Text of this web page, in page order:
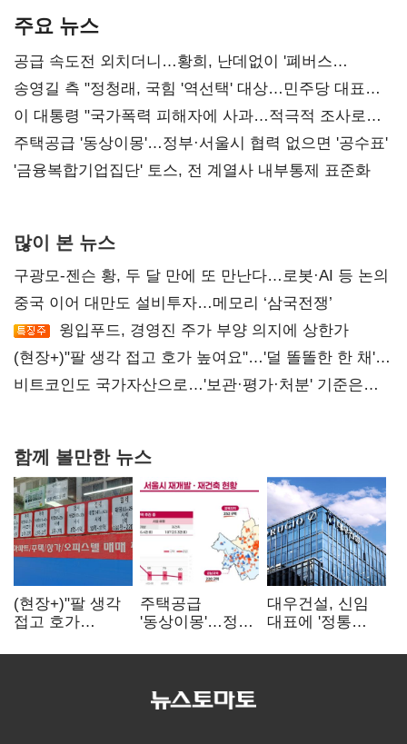
주요 뉴스
공급 속도전 외치더니…황희, 난데없이 '폐버스
리모델링' 제안
송영길 측 "정청래, 국힘 '역선택' 대상…민주당 대표로
총선 지휘 못해"
이 대통령 "국가폭력 피해자에 사과…적극적 조사로
진실 밝혀야"
주택공급 '동상이몽'…정부·서울시 협력 없으면 '공수표'
'금융복합기업집단' 토스, 전 계열사 내부통제 표준화
많이 본 뉴스
구광모-젠슨 황, 두 달 만에 또 만난다…로봇·AI 등 논의
중국 이어 대만도 설비투자…메모리 ‘삼국전쟁’
윙입푸드, 경영진 주가 부양 의지에 상한가
(현장+)"팔 생각 접고 호가 높여요"…'덜 똘똘한 한 채'
20억 키맞추기
비트코인도 국가자산으로…'보관·평가·처분' 기준은
함께 볼만한 뉴스
(현장+)"팔 생각
접고 호가
똘똘한 한 채'
주택공급
'동상이몽'…정부
없으면 '공수표'
대우건설, 신임
대표에 '정통
부사장 내정